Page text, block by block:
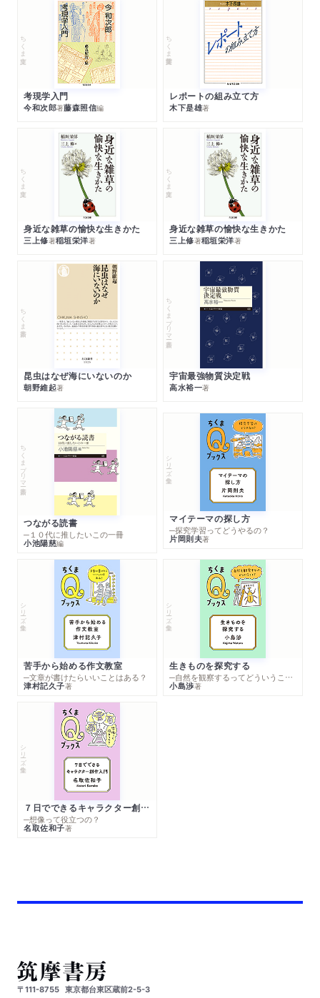
ちくま文庫
考現学入門
今和次郎著藤森照信編
ちくま学芸文庫
レポートの組み立て方
木下是雄著
ちくま文庫
身近な雑草の愉快な生きかた
三上修著稲垣栄洋著
ちくま文庫
身近な雑草の愉快な生きかた
三上修著稲垣栄洋著
ちくま新書
昆虫はなぜ海にいないのか
朝野維起著
ちくまプリマー新書
宇宙最強物質決定戦
高水裕一著
ちくまプリマー新書
つながる読書
─１０代に推したいこの一冊
小池陽慈編
シリーズ・全集
マイテーマの探し方
─探究学習ってどうやるの？
片岡則夫著
シリーズ・全集
苦手から始める作文教室
─文章が書けたらいいことはある？
津村記久子著
シリーズ・全集
生きものを探究する
─自然を観察するってどういうこと？
小島渉著
シリーズ・全集
７日でできるキャラクター創作入門
─想像って役立つの？
名取佐和子著
〒111-8755 東京都台東区蔵前2-5-3